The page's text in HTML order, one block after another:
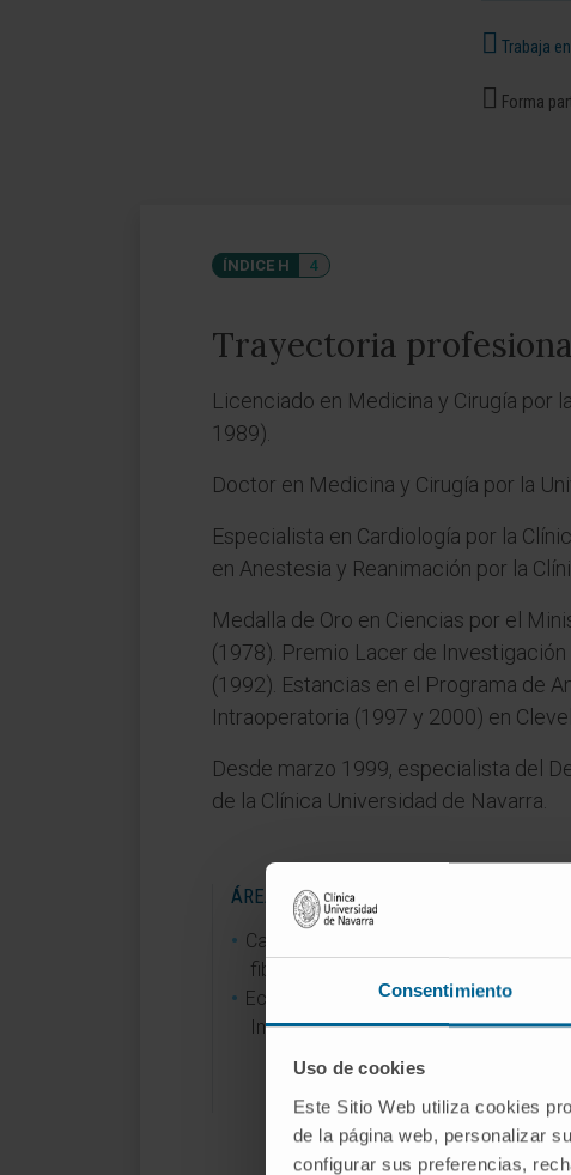
Consentimiento
Uso de cookies
Este Sitio Web utiliza cookies
de la página web, personalizar
configurar sus preferencias,
Trabaja
Forma
ÍNDICE H 4
Trayectoria
Licenciado en Medicina y Cirugía por
1989).
Doctor en Medicina y Cirugía por la
Especialista en Cardiología por la
en Anestesia y Reanimación por la
Medalla de Oro en Ciencias por el
(1978). Premio Lacer de
(1992). Estancias en el Programa de
Intraoperatoria (1997 y 2000) en
Desde marzo 1999, especialista del
de la Clínica Universidad de Navarra.
ÁREAS DE INVESTIGACIÓN
Cardiopatía isquémica. Potencial
fibrinolítico.
Ecografía en Anestesia y Cuidados
Intensivos.